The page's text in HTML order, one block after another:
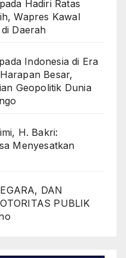
pada Hadiri Ratas
Wapres Kawal
Daerah
pada Indonesia di Era
Besar,
Geopolitik Dunia
H. Bakri:
Menyesatkan
DAN
PUBLIK